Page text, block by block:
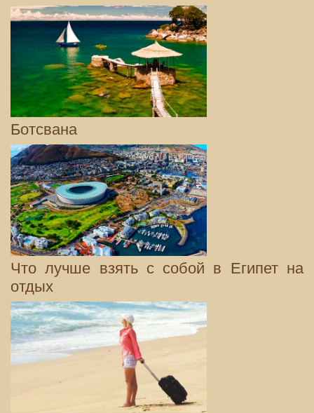
Ботсвана
Что лучше взять с собой в Египет на
отдых